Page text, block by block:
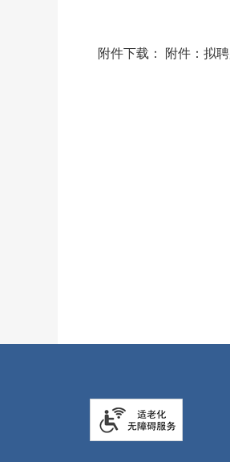
附件下载： 附件：拟